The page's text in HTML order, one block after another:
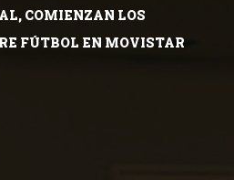
COMIENZAN LOS
FÚTBOL EN MOVISTAR